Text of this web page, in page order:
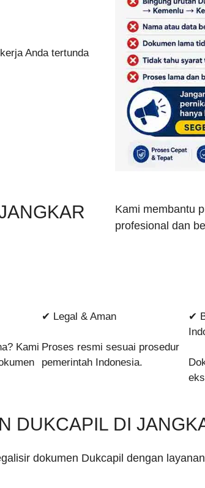
Anda tertunda
Kami membantu
profesional dan
Kami
✔ Legal & Aman
Proses resmi sesuai prosedur
pemerintah Indonesia.
✔
DUKCAPIL DI
dokumen Dukcapil dengan